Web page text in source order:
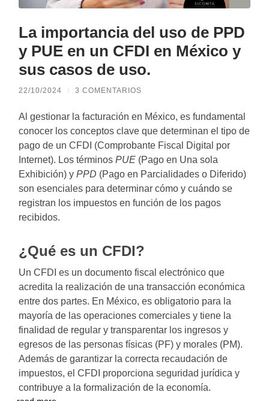
La importancia del uso de PPD
y PUE en un CFDI en México y
sus casos de uso.
22/10/2024 / 3 COMENTARIOS
Al gestionar la facturación en México, es fundamental
conocer los conceptos clave que determinan el tipo de
pago de un CFDI (Comprobante Fiscal Digital por
Internet). Los términosPUE (Pago en Una sola
Exhibición) yPPD (Pago en Parcialidades o Diferido)
son esenciales para determinar cómo y cuándo se
registran los impuestos en función de los pagos
recibidos.
¿Qué es un CFDI?
Un CFDI es un documento fiscal electrónico que
acredita la realización de una transacción económica
entre dos partes. En México, es obligatorio para la
mayoría de las operaciones comerciales y tiene la
finalidad de regular y transparentar los ingresos y
egresos de las personas físicas (PF) y morales (PM).
Además de garantizar la correcta recaudación de
impuestos, el CFDI proporciona seguridad jurídica y
contribuye a la formalización de la economía.